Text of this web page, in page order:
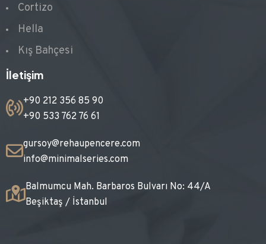
Cortizo
Hella
Kış Bahçesi
İletişim
+90 212 356 85 90
+90 533 762 76 61
gursoy@rehaupencere.com
info@minimalseries.com
Balmumcu Mah. Barbaros Bulvarı No: 44/A
Beşiktaş / İstanbul